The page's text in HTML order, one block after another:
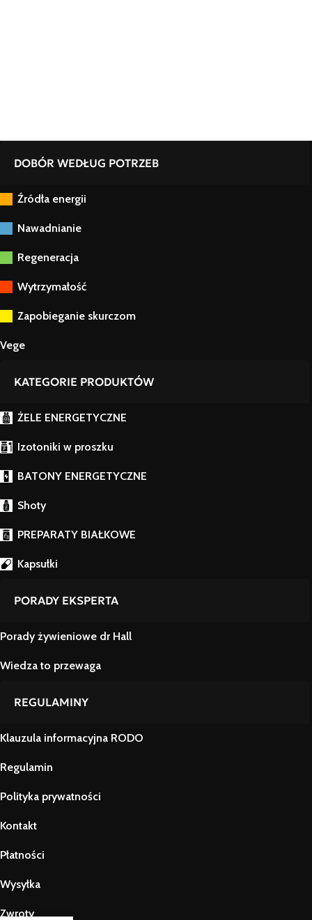
DOBÓR WEDŁUG POTRZEB
Źródła energii
Nawadnianie
Regeneracja
Wytrzymałość
Zapobieganie skurczom
Vege
KATEGORIE PRODUKTÓW
ŻELE ENERGETYCZNE
Izotoniki w proszku
BATONY ENERGETYCZNE
Shoty
PREPARATY BIAŁKOWE
Kapsułki
PORADY EKSPERTA
Porady żywieniowe dr Hall
Wiedza to przewaga
REGULAMINY
Klauzula informacyjna RODO
Regulamin
Polityka prywatności
Kontakt
Płatności
Wysyłka
Zwroty